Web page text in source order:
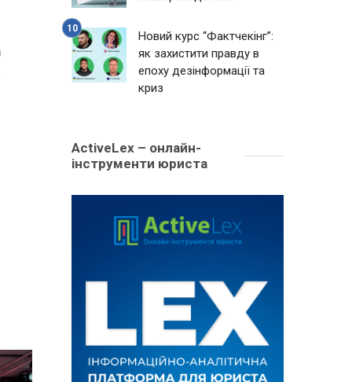
Новий курс “Фактчекінг”:
як захистити правду в
епоху дезінформації та
криз
ActiveLex – онлайн-
інструменти юриста